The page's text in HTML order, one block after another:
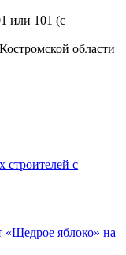
или 101 (с
области
строителей с
«Щедрое яблоко» на